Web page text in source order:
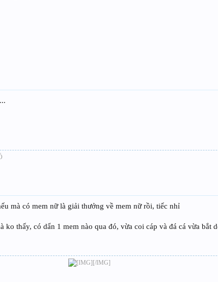
mà có mem nữ là giải thưởng về mem nữ rồi, tiếc nhỉ
thấy, có dẩn 1 mem nào qua đó, vừa coi cáp và đá cá vừa bắt
[/IMG]​